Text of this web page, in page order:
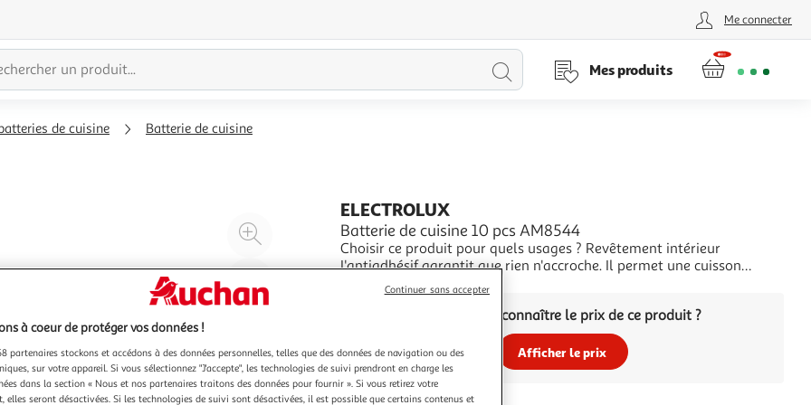
Me connecter
Lancer
Mes produits
de cuisine Batterie de cuisine
Agrandir
l'illustration
à
200%
Réduire
l'illustration
100
%
le
produit
ELECTROLUX
Batterie de cuisine 10 pcs AM8544
Choisir ce produit pour quels usages ? Revêtement intérieur
L'antiadhésif garantit que rien n'accroche. Il permet une cuisson
rapide et diététique avec un minimum de gras, et un entretien ultra-
facile au quotidien Caractéristiques générales Nombre de pièces 10
En savoir +
Vous voulez connaître le prix de ce produit ?
Afficher le prix
à coeur de protéger vos données !
partenaires stockons et accédons à des données personnelles, telles que des données de navigation ou des
sur votre appareil. Si vous sélectionnez "J'accepte", les technologies de suivi prendront en charge les
dans la section « Nous et nos partenaires traitons des données pour fournir ». Si vous retirez votre
elles seront désactivées. Si les technologies de suivi sont désactivées, il est possible que certains contenus et
Continuer sans accepter